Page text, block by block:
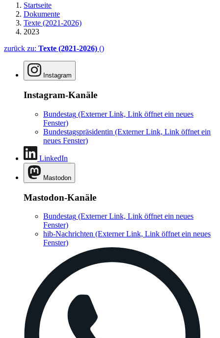
Startseite
Dokumente
Texte (2021-2026)
2023
zurück zu: Texte (2021-2026) ()
Instagram
Instagram-Kanäle
Bundestag (Externer Link, Link öffnet ein neues
Fenster)
Bundestagspräsidentin (Externer Link, Link öffnet ein
neues Fenster)
LinkedIn
Mastodon
Mastodon-Kanäle
Bundestag (Externer Link, Link öffnet ein neues
Fenster)
hib-Nachrichten (Externer Link, Link öffnet ein neues
Fenster)